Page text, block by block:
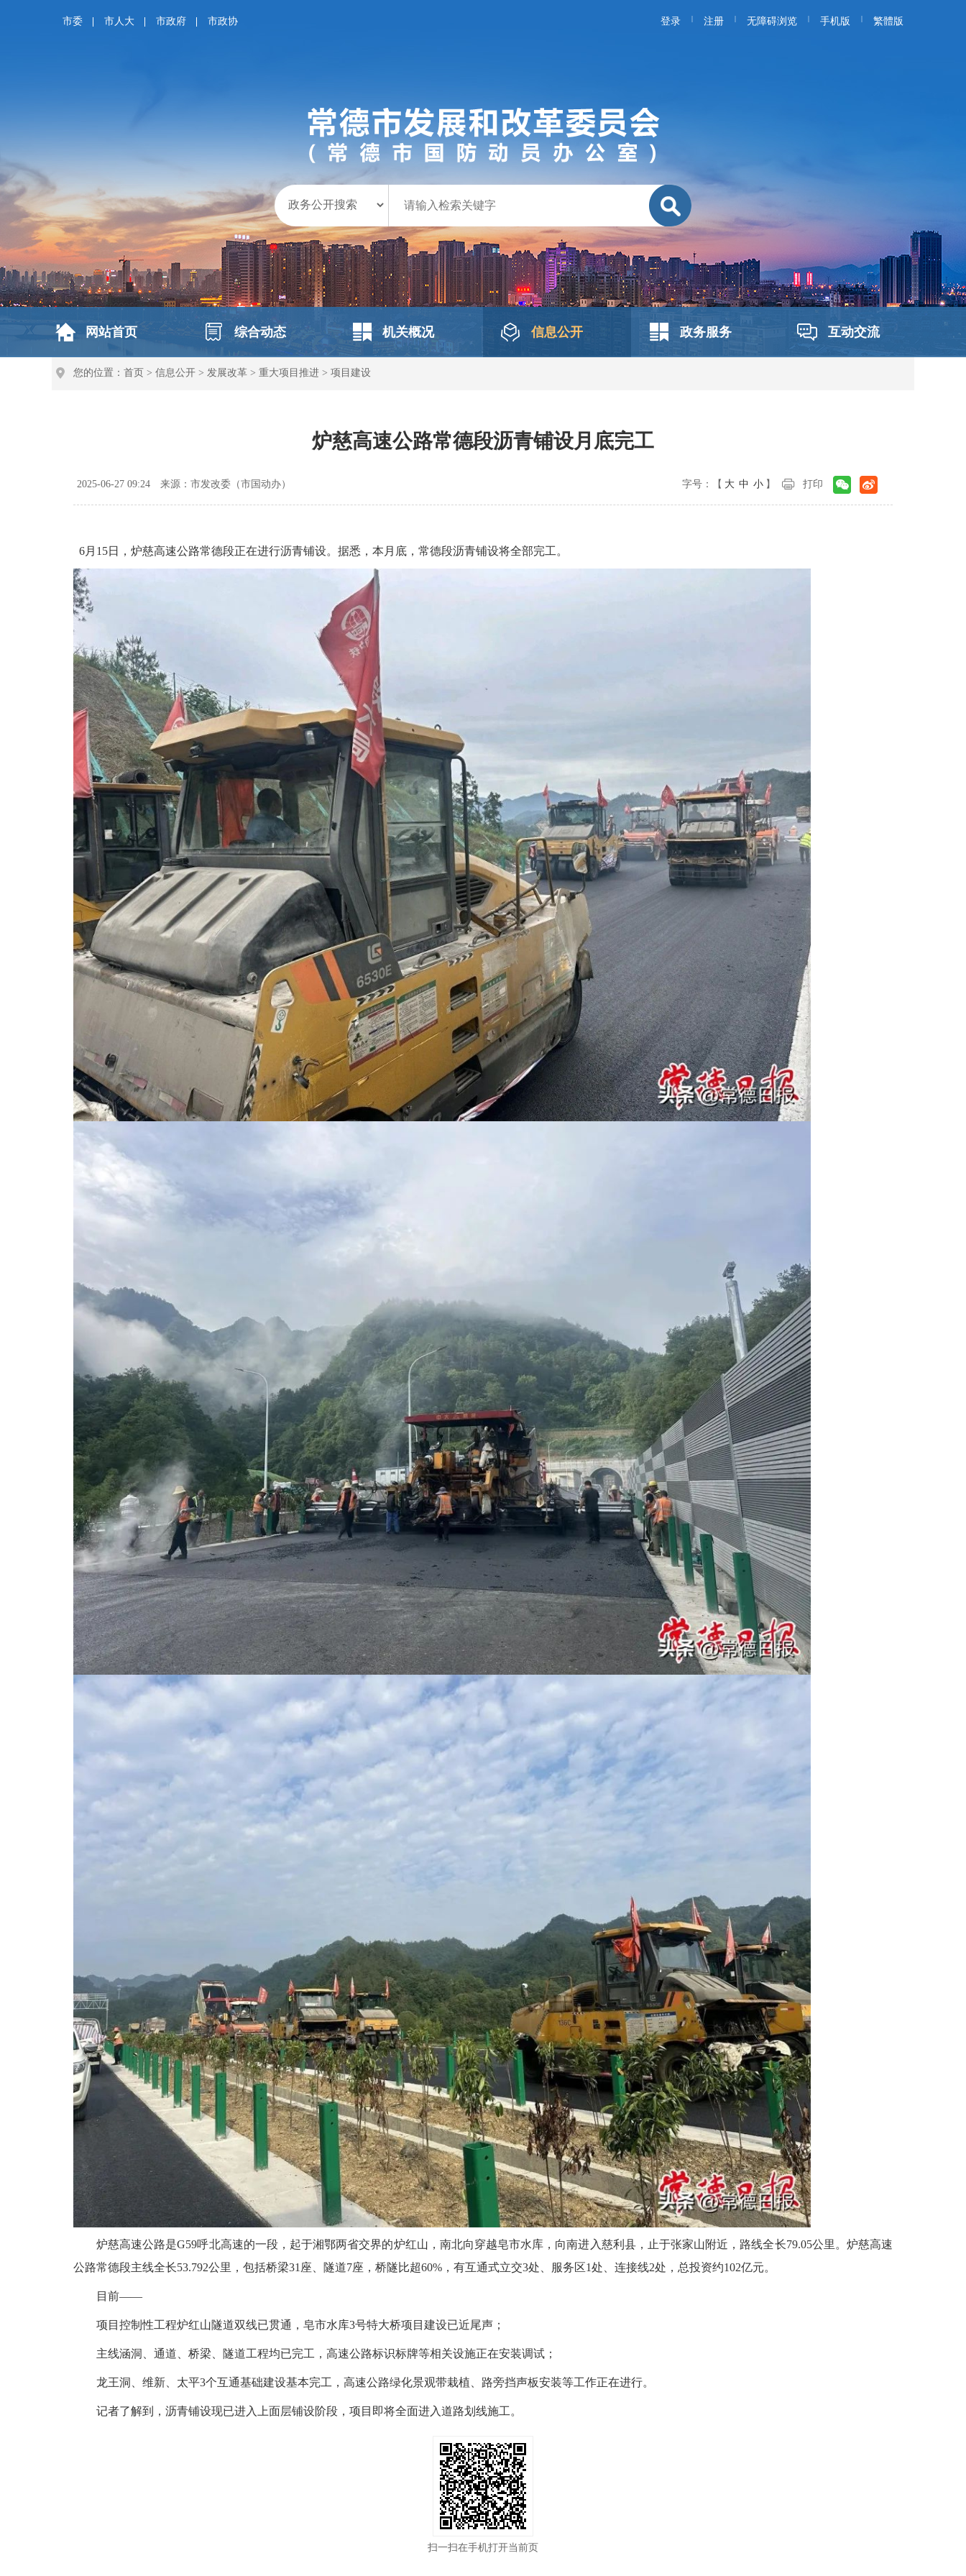
市委 市人大 市政府 市政协 登录 | 注册 | 无障碍浏览 | 手机版 | 繁體版
网站首页 综合动态 机关概况 信息公开 政务服务 互动交流
您的位置： 首页 > 信息公开 > 发展改革 > 重大项目推进 > 项目建设
炉慈高速公路常德段沥青铺设月底完工
2025-06-27 09:24 来源：市发改委（市国动办） 字号：【 大 中 小 】 打印
6月15日，炉慈高速公路常德段正在进行沥青铺设。据悉，本月底，常德段沥青铺设将全部完工。
炉慈高速公路是G59呼北高速的一段，起于湘鄂两省交界的炉红山，南北向穿越皂市水库 ，向南进入慈利县，止于张家山附近，路线全长79.05公里。炉慈高速
公路常德段主线全长53.792公里，包括桥梁31座、隧道7座，桥隧比超60%，有互通式立交3处、服务区1处、连接线2处，总投资约102亿元。
目前——
项目控制性工程炉红山隧道双线已贯通，皂市水库3号特大桥项目建设已近尾声；
主线涵洞、通道、桥梁、隧道工程均已完工，高速公路标识标牌等相关设施正在安装调试；
龙王洞 、维新、太平3个互通基础建设基本完工，高速公路绿化景观带栽植、路旁挡声板安装等工作正在进行。
记者了解到，沥青铺设现已进入上面层铺设阶段，项目即将全面进入道路划线施工。
扫一扫在手机打开当前页